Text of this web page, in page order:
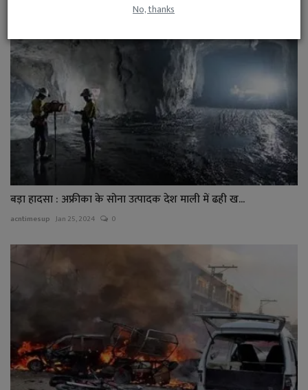
No, thanks
बड़ा हादसा : अफ्रीका के सोना उत्पादक देश माली में ढही ख...
acntimesup Jan 25, 2024 0